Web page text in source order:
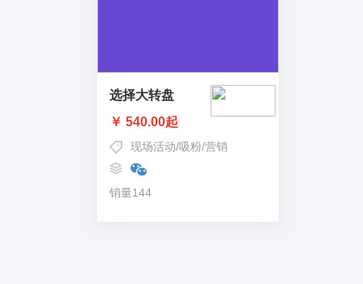
选择大转盘
￥ 540.00起
现场活动/吸粉/营销
销量144